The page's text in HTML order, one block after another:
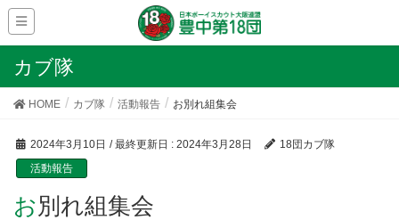
カブ隊
HOME カブ隊 活動報告 お別れ組集会
2024年3月10日 / 最終更新日 : 2024年3月28日
18団カブ隊
活動報告
お別れ組集会